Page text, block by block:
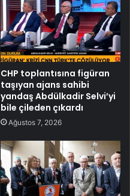
CHP toplantısına figüran
taşıyan ajans sahibi
yandaş Abdülkadir Selvi’yi
bile çileden çıkardı
Ağustos 7, 2026